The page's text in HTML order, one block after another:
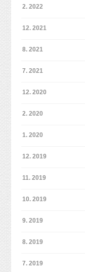
2. 2022
12. 2021
8. 2021
7. 2021
12. 2020
2. 2020
1. 2020
12. 2019
11. 2019
10. 2019
9. 2019
8. 2019
7. 2019